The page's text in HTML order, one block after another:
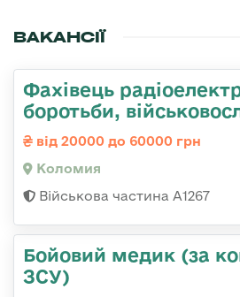
ВАКАНСІЇ
Фахівець
боротьби,
від 20000 до 60000 грн
Коломия
Військова частина А1267
Бойовий медик (за
ЗСУ)